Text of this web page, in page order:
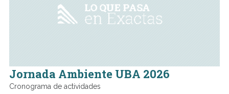
Jornada Ambiente UBA 2026
Cronograma de actividades